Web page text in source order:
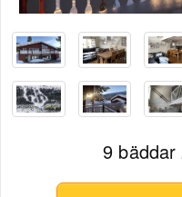
9 bäddar